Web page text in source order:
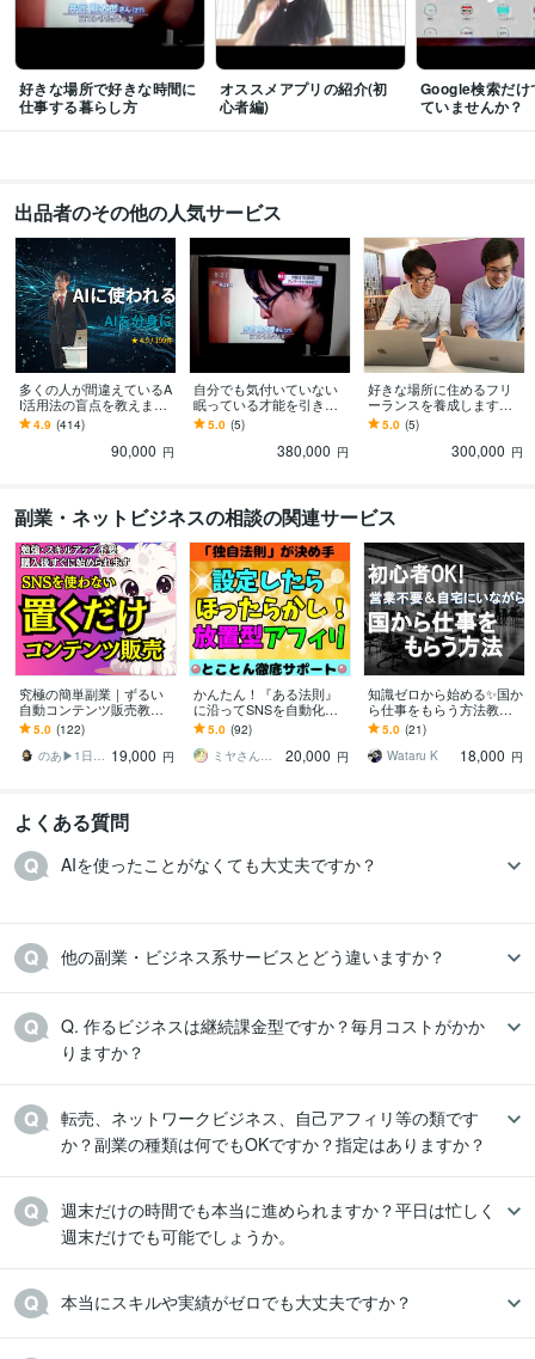
プログラミング言語・フレームワーク
CSS:10年HTML:10年 JavaScript:10年 PHP:1年Python:1年
Next.js:1年
React:1年
ビジネス・クリエイティブツール
WordPress:10年ChatGPT:1年 Perplexity AI:1年
るマーケティング
住まい・美容・生活相談 上級フリーランス養成コーチ 每日の自由時間が4
時間増える時短術
フリーランス 効率化 ライフスタイル 移住 地方 海外 時間管理
学歴
早稲田大学 2013年3月 ~ 2018年8月
語学力
英語 ビジネスレベル
好きな場所で好きな時間に
仕事する暮らし方
オススメアプリの紹介(初
心者編)
Google検索だけ
ていませんか？
出品者のその他の人気サービス
多くの人が間違えているA
I活用法の盲点を教えます
時間革命実現！センスが1
0倍化けるAI分身設計術
4.9 (414)
90,000 円
自分でも気付いていない
眠っている才能を引き出
します 人生の開花プログ
ラム〜人生を最高のもの
にするための究極奥義〜
5.0 (5)
380,000 円
好きな場所に住めるフリ
ーランスを養成します
【オンライン版フリーラ
ンス養成合宿】新しい人
5.0 (5)
300,000 円
副業・ネットビジネスの相談の関連サービス
究極の簡単副業｜ずるい
自動コンテンツ販売教え
ます 簡単すぎてスマホも
PCも苦手な初心者主婦で
もAIで稼ぐ！在宅
5.0 (122)
のあ▶︎1日10分AI副業で独立した主婦 19,000 円
かんたん！『ある法則』
に沿ってSNSを自動化し
ます 【アフィリ自動化】
深掘り⇨設定⇨放置！顔バ
レ＆名前バレ無し！
5.0 (92)
ミヤさん【ネットで月収450万円達成】
20,000 円
知識ゼロから始める✨国か
ら仕事をもらう方法教え
ます 勉強不要の無料資格
GET！国の仕事を得意な
人に任せる副業！
5.0 (21)
Wataru K
18,000 円
よくある質問
AIを使ったことがなくても大丈夫ですか？
他の副業・ビジネス系サービスとどう違いますか？
Q. 作るビジネスは継続課金型ですか？毎月コストがかか
りますか？
転売、ネットワークビジネス、自己アフィリ等の類です
週末だけの時間でも本当に進められますか？平日は忙しく
週末だけでも可能でしょうか。
本当にスキルや実績がゼロでも大丈夫ですか？